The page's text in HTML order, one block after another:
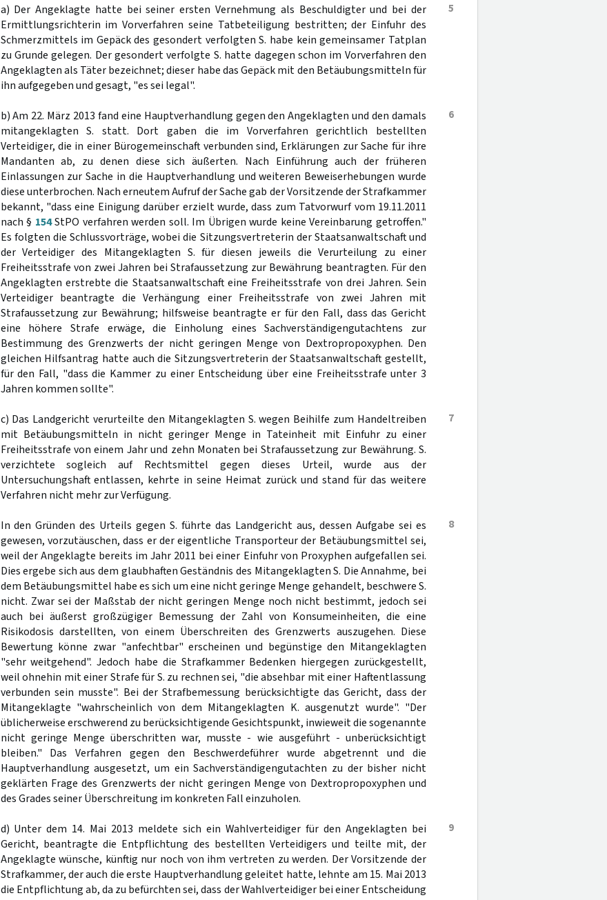
5
a) Der Angeklagte hatte bei seiner ersten Vernehmung als Beschuldigter und bei der
Ermittlungsrichterin im Vorverfahren seine Tatbeteiligung bestritten; der Einfuhr des
Schmerzmittels im Gepäck des gesondert verfolgten S. habe kein gemeinsamer Tatplan
zu Grunde gelegen. Der gesondert verfolgte S. hatte dagegen schon im Vorverfahren den
Angeklagten als Täter bezeichnet; dieser habe das Gepäck mit den Betäubungsmitteln für
ihn aufgegeben und gesagt, "es sei legal".
6
b) Am 22. März 2013 fand eine Hauptverhandlung gegen den Angeklagten und den damals
mitangeklagten S. statt. Dort gaben die im Vorverfahren gerichtlich bestellten
Verteidiger, die in einer Bürogemeinschaft verbunden sind, Erklärungen zur Sache für ihre
Mandanten ab, zu denen diese sich äußerten. Nach Einführung auch der früheren
Einlassungen zur Sache in die Hauptverhandlung und weiteren Beweiserhebungen wurde
diese unterbrochen. Nach erneutem Aufruf der Sache gab der Vorsitzende der Strafkammer
bekannt, "dass eine Einigung darüber erzielt wurde, dass zum Tatvorwurf vom 19.11.2011
nach § 154StPO verfahren werden soll. Im Übrigen wurde keine Vereinbarung getroffen."
Es folgten die Schlussvorträge, wobei die Sitzungsvertreterin der Staatsanwaltschaft und
der Verteidiger des Mitangeklagten S. für diesen jeweils die Verurteilung zu einer
Freiheitsstrafe von zwei Jahren bei Strafaussetzung zur Bewährung beantragten. Für den
Angeklagten erstrebte die Staatsanwaltschaft eine Freiheitsstrafe von drei Jahren. Sein
Verteidiger beantragte die Verhängung einer Freiheitsstrafe von zwei Jahren mit
Strafaussetzung zur Bewährung; hilfsweise beantragte er für den Fall, dass das Gericht
eine höhere Strafe erwäge, die Einholung eines Sachverständigengutachtens zur
Bestimmung des Grenzwerts der nicht geringen Menge von Dextropropoxyphen. Den
gleichen Hilfsantrag hatte auch die Sitzungsvertreterin der Staatsanwaltschaft gestellt,
für den Fall, "dass die Kammer zu einer Entscheidung über eine Freiheitsstrafe unter 3
Jahren kommen sollte".
7
c) Das Landgericht verurteilte den Mitangeklagten S. wegen Beihilfe zum Handeltreiben
mit Betäubungsmitteln in nicht geringer Menge in Tateinheit mit Einfuhr zu einer
Freiheitsstrafe von einem Jahr und zehn Monaten bei Strafaussetzung zur Bewährung. S.
verzichtete sogleich auf Rechtsmittel gegen dieses Urteil, wurde aus der
Untersuchungshaft entlassen, kehrte in seine Heimat zurück und stand für das weitere
Verfahren nicht mehr zur Verfügung.
8
In den Gründen des Urteils gegen S. führte das Landgericht aus, dessen Aufgabe sei es
gewesen, vorzutäuschen, dass er der eigentliche Transporteur der Betäubungsmittel sei,
weil der Angeklagte bereits im Jahr 2011 bei einer Einfuhr von Proxyphen aufgefallen sei.
Dies ergebe sich aus dem glaubhaften Geständnis des Mitangeklagten S. Die Annahme, bei
dem Betäubungsmittel habe es sich um eine nicht geringe Menge gehandelt, beschwere S.
nicht. Zwar sei der Maßstab der nicht geringen Menge noch nicht bestimmt, jedoch sei
auch bei äußerst großzügiger Bemessung der Zahl von Konsumeinheiten, die eine
Risikodosis darstellten, von einem Überschreiten des Grenzwerts auszugehen. Diese
Bewertung könne zwar "anfechtbar" erscheinen und begünstige den Mitangeklagten
"sehr weitgehend". Jedoch habe die Strafkammer Bedenken hiergegen zurückgestellt,
weil ohnehin mit einer Strafe für S. zu rechnen sei, "die absehbar mit einer Haftentlassung
verbunden sein musste". Bei der Strafbemessung berücksichtigte das Gericht, dass der
Mitangeklagte "wahrscheinlich von dem Mitangeklagten K. ausgenutzt wurde". "Der
üblicherweise erschwerend zu berücksichtigende Gesichtspunkt, inwieweit die sogenannte
nicht geringe Menge überschritten war, musste - wie ausgeführt - unberücksichtigt
bleiben." Das Verfahren gegen den Beschwerdeführer wurde abgetrennt und die
Hauptverhandlung ausgesetzt, um ein Sachverständigengutachten zu der bisher nicht
geklärten Frage des Grenzwerts der nicht geringen Menge von Dextropropoxyphen und
des Grades seiner Überschreitung im konkreten Fall einzuholen.
9
d) Unter dem 14. Mai 2013 meldete sich ein Wahlverteidiger für den Angeklagten bei
Gericht, beantragte die Entpflichtung des bestellten Verteidigers und teilte mit, der
Angeklagte wünsche, künftig nur noch von ihm vertreten zu werden. Der Vorsitzende der
Strafkammer, der auch die erste Hauptverhandlung geleitet hatte, lehnte am 15. Mai 2013
die Entpflichtung ab, da zu befürchten sei, dass der Wahlverteidiger bei einer Entscheidung